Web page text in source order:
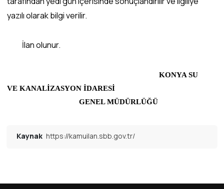
yazılı olarak bilgi verilir.
İlan olunur.
KONYA SU
VE KANALİZASYON İDARESİ
GENEL MÜDÜRLÜĞÜ
Kaynak https://kamuilan.sbb.gov.tr/